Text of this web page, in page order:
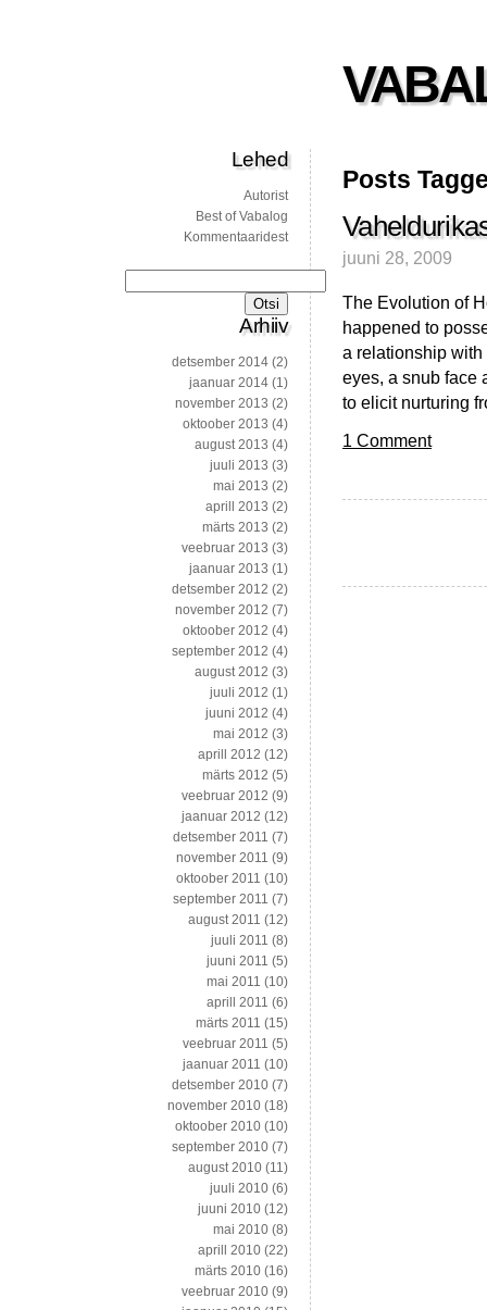
Posts
juuni 28, 2009
The Evolution of
happened to
a relationship with
eyes, a snub face
to elicit nurturing
1 Comment
Lehed
Autorist
Best of Vabalog
Kommentaaridest
Arhiiv
detsember 2014 (2)
jaanuar 2014 (1)
november 2013 (2)
oktoober 2013 (4)
august 2013 (4)
juuli 2013 (3)
mai 2013 (2)
aprill 2013 (2)
märts 2013 (2)
veebruar 2013 (3)
jaanuar 2013 (1)
detsember 2012 (2)
november 2012 (7)
oktoober 2012 (4)
september 2012 (4)
august 2012 (3)
juuli 2012 (1)
juuni 2012 (4)
mai 2012 (3)
aprill 2012 (12)
märts 2012 (5)
veebruar 2012 (9)
jaanuar 2012 (12)
detsember 2011 (7)
november 2011 (9)
oktoober 2011 (10)
september 2011 (7)
august 2011 (12)
juuli 2011 (8)
juuni 2011 (5)
mai 2011 (10)
aprill 2011 (6)
märts 2011 (15)
veebruar 2011 (5)
jaanuar 2011 (10)
detsember 2010 (7)
november 2010 (18)
oktoober 2010 (10)
september 2010 (7)
august 2010 (11)
juuli 2010 (6)
juuni 2010 (12)
mai 2010 (8)
aprill 2010 (22)
märts 2010 (16)
veebruar 2010 (9)